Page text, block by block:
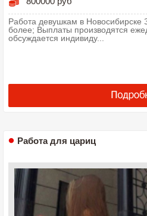
Работа девушкам в Новосибирске
более; Выплаты производятся
обсуждается индивиду...
Работа для цариц